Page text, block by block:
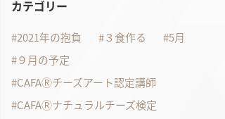
カテゴリー
2021年の抱負 ３食作る
5月
９月の予定
CAFAⓇチーズアート認定講師
CAFAⓇナチュラルチーズ検定